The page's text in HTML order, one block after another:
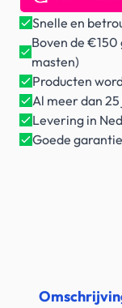
Snelle en
Boven de
masten)
Producten
Al meer dan
Levering in
Goede